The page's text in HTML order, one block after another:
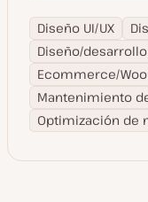
Diseño UI/UX
Diseño/
Ecommerce/
Mantenimiento
Optimización de